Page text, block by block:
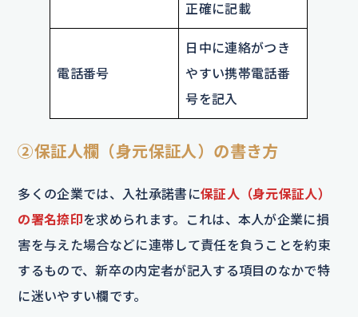
正確に記載
電話番号
日中に連絡がつき
やすい携帯電話番
号を記入
②保証人欄（身元保証人）の書き方
多くの企業では、入社承諾書に保証人（身元保証人）
の署名捺印を求められます。これは、本人が企業に損
害を与えた場合などに連帯して責任を負うことを約束
するもので、新卒の内定者が記入する項目のなかで特
に迷いやすい欄です。